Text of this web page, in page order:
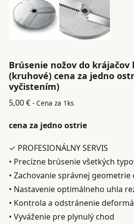
Brúsenie nožov do krájačov
(kruhové) cena za jedno
vyčistením)
5,00€ - Cena za 1ks
cena za jedno ostrie
✓ PROFESIONÁLNY SERVIS
• Precízne brúsenie všetkých
• Zachovanie správnej geometrie
• Nastavenie optimálneho uhla
• Kontrola a odstránenie
• Vyváženie pre plynulý chod